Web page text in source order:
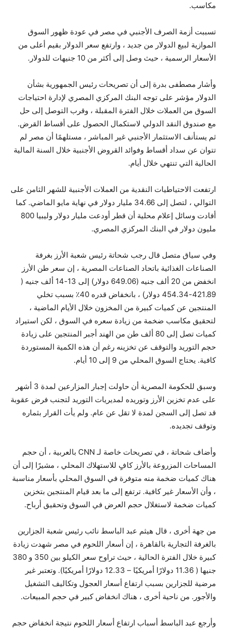
مكاسب.
تسببت أزمة الصرف الأجنبي في مصر في عودة ظهور السوق
الموازية لبيع الدولار من جديد ، وارتفع سعر الدولار بقيم أعلى من
الأسعار الرسمية ، حيث وصل إلى أكثر من 10 جنيهات للدولار.
وأشار مصطفى بدرة إلى أن تصريحات رئيس الجمهورية بشأن
الدولار مؤشر على توجه البنك المركزي المصري لإدارة احتياجات
السوق من العملات خلال الفترة المقبلة ، وقرب التوصل إلى حل
مع صندوق النقد الدولي لاستكمال الحصول على أقساط القرض.
ثم يستأنف الاستثمار الأجنبي غير المباشر ، مستلهمًا أن مصر لم
تتوان عن سداد أقساط وفوائد القروض الأجنبية خلال السنة المالية
الحالية التي تنتهي خلال أيام.
ارتفعت الاحتياطيات النقدية من العملات الأجنبية للشهر الثامن على
التوالي ، لتصل إلى 34.66 مليار دولار في نهاية مايو الماضي. كما
أفادت وسائل إعلام محلية أن قطر أودعت مليار دولار وليبيا 800
مليون دولار في البنك المركزي المصري.
وفي سياق متصل قال رجب شحاتة رئيس شعبة الأرز بغرفة
الصناعات الغذائية باتحاد الصناعات المصرية ، إن سعر طن الأرز
انخفض من 20 ألف جنيه (649.06 دولار) إلى 13-14 ألف جنيه (
421.89-454.34 دولار) ، بانخفاض قدره 40٪ بسبب تخلي
المنتجين عن كميات كبيرة من المخزون خلال الأيام الماضية ،
لتحقيق مكاسب ضخمة من زيادة سعره في السوق ، لكن استيراد
كميات تصل إلى 80 ألف طن من الهند أجبر المنتجين على زيادة
حجم التوريد والتوقف عن تخزينه رغم أن هذه الكمية المستوردة
كافية. يحتاج السوق المحلي من 9 إلى 10 أيام.
وسبق للحكومة المصرية أن حاولت إجبار المزارعين لمدة 3 أشهر
على عدم تخزين الأرز وتوريده لمديريات التوريد لتجنب فرض عقوبة
قد تصل إلى السجن لمدة لا تقل عن عام. ولم يأت القرار بثماره
وتوقف تجديده.
وأضاف شحاتة ، في تصريحات خاصة لـ CNN بالعربية ، أن حجم
المساحات المزروعة بالأرز كافٍ للاستهلاك المحلي ، مشيرًا إلى أن
هناك كميات ضخمة منه متوفرة في السوق المحلي بأسعار مناسبة
، وأن الأسعار غير كافية. ترتفع إلى ما بعد قيام المنتجين بتخزين
كميات ضخمة لاستغلال حجم العرض في السوق وتحقيق أرباح.
من جهة أخرى ، قال هيثم عبد الباسط نائب رئيس شعبة الجزارين
بالغرفة التجارية بالقاهرة ، إن أسعار اللحوم في مصر شهدت زيادة
كبيرة خلال الفترة الحالية ، حيث تراوح سعر الكيلو بين 350 و 380
جنيها ( 11.36 دولارًا أمريكيًا – 12.33 دولارًا أمريكيًا). وتعتبر غير
مرضية للجزارين بسبب ارتفاع أسعار العجول وتكاليف التشغيل
والأجور. من ناحية أخرى ، هناك انخفاض كبير في حجم المبيعات.
وأرجع عبد الباسط أسباب ارتفاع أسعار اللحوم نتيجة انخفاض حجم